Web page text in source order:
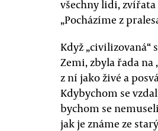
všechny lidi,
„Pocházíme z
Když „civilizovaná“
Zemi, zbyla řada
z ní jako živé a
Kdybychom se
bychom se
jak je známe ze